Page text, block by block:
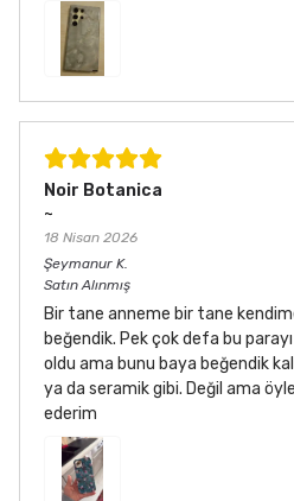
Noir Botanica
~
18 Nisan 2026
Şeymanur K.
Satın Alınmış
Bir tane anneme bir tane
beğendik. Pek çok defa bu
oldu ama bunu baya beğendik
ya da seramik gibi. Değil ama
ederim